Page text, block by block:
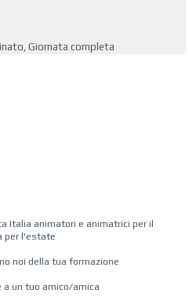
Giornata completa
Italia animatori e animatrici per il
per l'estate
noi della tua formazione
a un tuo amico/amica